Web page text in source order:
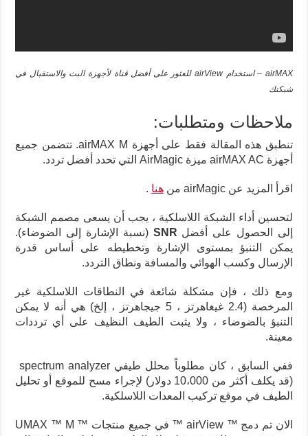
airMAX – استخدام airView للعثور على أفضل قناة لأجهزة البث والاستقبال في
شبكتك
ملاحظات ومتطلبات:
تنطبق هذه المقالة فقط على أجهزة airMAX M. تتضمن جميع
أجهزة airMAX AC ميزة AirMagic التي تحدد أفضل تردد.
اقرأ المزيد عن airMagic من هنا.
لتحسين أداء الشبكة اللاسلكية ، يجب أن يسعى مصمم الشبكة
إلى الحصول على أفضل SNR(نسبة الإشارة إلى الضوضاء).
يمكن التنبؤ بمستوى الإشارة وتخطيطه على أساس قدرة
الإرسال وكسب الهوائي والمسافة ونطاق التردد.
ومع ذلك ، فإن مشكلة شائعة في النطاقات اللاسلكية غير
المرخصة (2.4 غيغاهرتز ، 5 جيجاهرتز ، إلخ) هي أنه لا يمكن
التنبؤ بالضوضاء ، ولا يثبت الطيف النظيف على أي ترددات
معينة.
ففي السابق ، كان مطلوباً محلل طيفي spectrum analyzer
(قد يكلف أكثر من 10،000 دولار) لإجراء مسح للموقع أو تحليل
الطيف في موقع تركيب المعدات اللاسلكية.
الان تم دمج ™ airView ™ في جميع منتجات ™ UMAX ™ M